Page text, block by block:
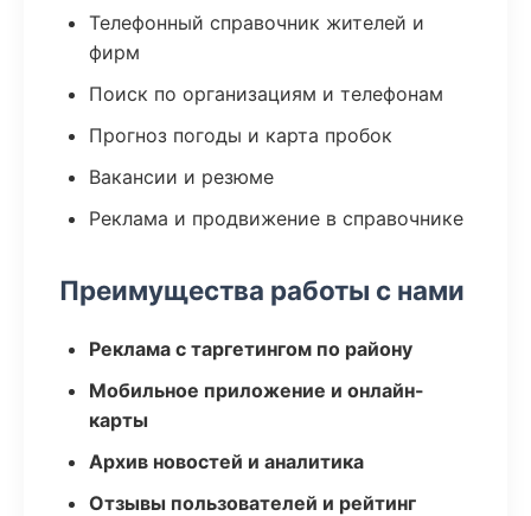
Телефонный справочник жителей и
фирм
Поиск по организациям и телефонам
Прогноз погоды и карта пробок
Вакансии и резюме
Реклама и продвижение в справочнике
Преимущества работы с нами
Реклама с таргетингом по району
Мобильное приложение и онлайн-
карты
Архив новостей и аналитика
Отзывы пользователей и рейтинг